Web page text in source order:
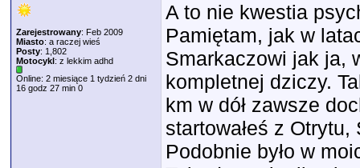
Zarejestrowany: Feb 2009
Miasto: a raczej wieś
Posty: 1,802
Motocykl: z lekkim adhd
Online: 2 miesiące 1 tydzień 2 dni
16 godz 27 min 0
A to nie kwestia
Pamiętam, jak w
Smarkaczowi jak ja,
kompletnej dziczy.
km w dół zawsze
startowałeś z
Podobnie było w